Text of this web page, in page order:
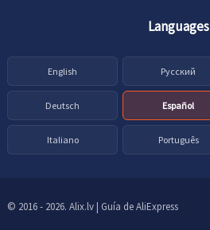
Languages
English Русский
Deutsch Español
Italiano Português
© 2016 - 2026. Alix.lv | Guía de AliExpress